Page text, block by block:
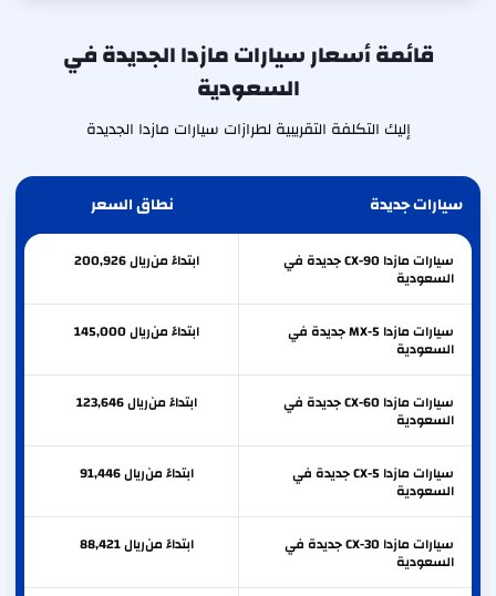
قائمة أسعار سيارات مازدا الجديدة في
السعودية
إليك التكلفة التقريبية لطرازات سيارات مازدا الجديدة
سيارات جديدة نطاق السعر
سيارات مازدا CX-90 جديدة في
السعودية
ابتداءً من 200,926ريال
سيارات مازدا MX-5 جديدة في
السعودية
ابتداءً من 145,000ريال
سيارات مازدا CX-60 جديدة في
السعودية
ابتداءً من 123,646ريال
سيارات مازدا CX-5 جديدة في
السعودية
ابتداءً من 91,446ريال
سيارات مازدا CX-30 جديدة في
السعودية
ابتداءً من 88,421ريال